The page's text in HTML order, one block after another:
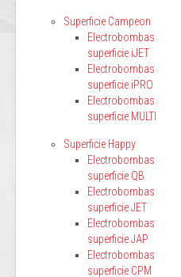
Superficie Campeon
Electrobombas
superficie iJET
Electrobombas
superficie iPRO
Electrobombas
superficie MULTI
Superficie Happy
Electrobombas
superficie QB
Electrobombas
superficie JET
Electrobombas
superficie JAP
Electrobombas
superficie CPM